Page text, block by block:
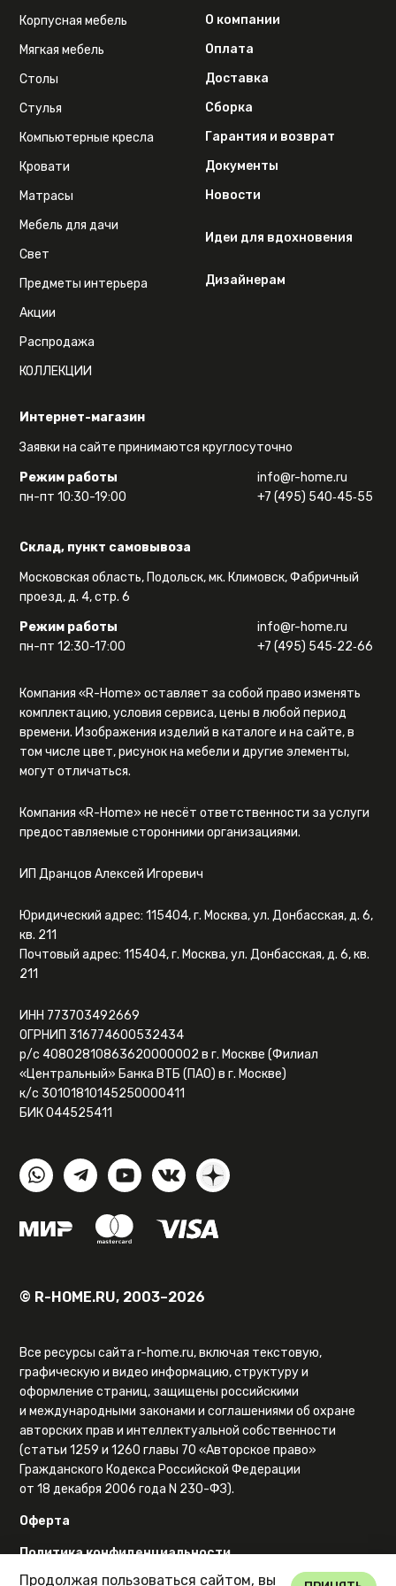
Интернет-магазин
Заявки на сайте принимаются круглосуточно
Режим работы
пн-пт 10:30-19:00
info@r-home.ru
+7 (495) 540‑45‑55
Склад, пункт самовывоза
Московская область, Подольск, мк. Климовск, Фабричный
проезд, д. 4, стр. 6
Режим работы
пн-пт 12:30-17:00
info@r-home.ru
+7 (495) 545‑22‑66
Корпусная мебель
Мягкая мебель
Столы
Стулья
Компьютерные кресла
Кровати
Матрасы
Мебель для дачи
Свет
Предметы интерьера
Акции
Распродажа
КОЛЛЕКЦИИ
О компании
Оплата
Доставка
Сборка
Гарантия и возврат
Документы
Новости
Идеи для вдохновения
Дизайнерам
Компания «R-Home» оставляет за собой право изменять
комплектацию, условия сервиса, цены в любой период
времени. Изображения изделий в каталоге и на сайте, в
том числе цвет, рисунок на мебели и другие элементы,
могут отличаться.
Компания «R-Home» не несёт ответственности за услуги
предоставляемые сторонними организациями.
ИП Дранцов Алексей Игоревич
Юридический адрес: 115404, г. Москва, ул. Донбасская, д. 6,
кв. 211
Почтовый адрес: 115404, г. Москва, ул. Донбасская, д. 6, кв.
211
ИНН 773703492669
ОГРНИП 316774600532434
р/с 40802810863620000002 в г. Москве (Филиал
«Центральный» Банка ВТБ (ПАО) в г. Москве)
к/с 30101810145250000411
БИК 044525411
© R-HOME.RU, 2003–2026
Все ресурсы сайта r-home.ru, включая текстовую,
графическую и видео информацию, структуру и
оформление страниц, защищены российскими
и международными законами и соглашениями об охране
авторских прав и интеллектуальной собственности
(статьи 1259 и 1260 главы 70 «Авторское право»
Гражданского Кодекса Российской Федерации
от 18 декабря 2006 года N 230-ФЗ).
Оферта
Политика конфиденциальности
Продолжая пользоваться сайтом, вы